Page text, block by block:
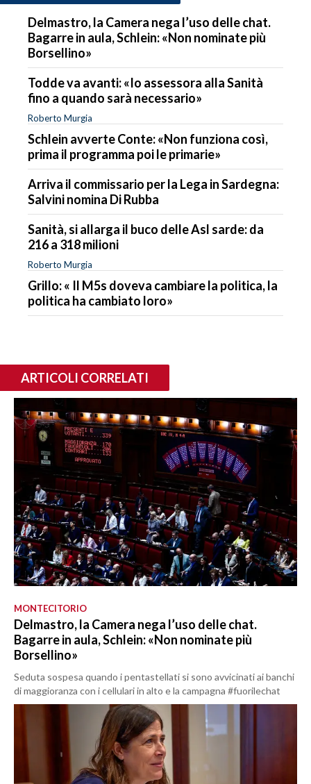
Delmastro, la Camera nega l’uso delle chat.
Bagarre in aula, Schlein: «Non nominate più
Borsellino»
Todde va avanti: «Io assessora alla Sanità
fino a quando sarà necessario»
Roberto Murgia
Schlein avverte Conte: «Non funziona così,
prima il programma poi le primarie»
Arriva il commissario per la Lega in Sardegna:
Salvini nomina Di Rubba
Sanità, si allarga il buco delle Asl sarde: da
216 a 318 milioni
Roberto Murgia
Grillo: « Il M5s doveva cambiare la politica, la
politica ha cambiato loro»
ARTICOLI CORRELATI
MONTECITORIO
Delmastro, la Camera nega l’uso delle chat.
Bagarre in aula, Schlein: «Non nominate più
Borsellino»
Seduta sospesa quando i pentastellati si sono avvicinati ai banchi
di maggioranza con i cellulari in alto e la campagna #fuorilechat